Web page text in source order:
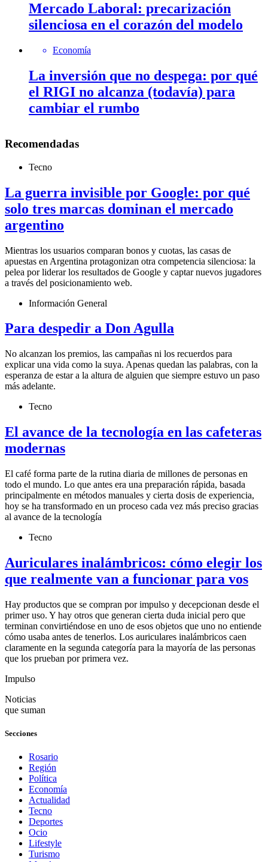
Mercado Laboral: precarización
silenciosa en el corazón del modelo
Economía
La inversión que no despega: por qué
el RIGI no alcanza (todavía) para
cambiar el rumbo
Recomendadas
Tecno
La guerra invisible por Google: por qué
solo tres marcas dominan el mercado
argentino
Mientras los usuarios comparan bonos y cuotas, las casas de
apuestas en Argentina protagonizan otra competencia silenciosa: la
pelea por liderar los resultados de Google y captar nuevos jugadores
a través del posicionamiento web.
Información General
Para despedir a Don Agulla
No alcanzan los premios, las campañas ni los recuerdos para
explicar una vida como la suya. Apenas quedan las palabras, con la
esperanza de estar a la altura de alguien que siempre estuvo un paso
más adelante.
Tecno
El avance de la tecnología en las cafeteras
modernas
El café forma parte de la rutina diaria de millones de personas en
todo el mundo. Lo que antes era una preparación rápida, basada
principalmente en métodos manuales y cierta dosis de experiencia,
hoy se ha transformado en un proceso cada vez más preciso gracias
al avance de la tecnología
Tecno
Auriculares inalámbricos: cómo elegir los
que realmente van a funcionar para vos
Hay productos que se compran por impulso y decepcionan desde el
primer uso. Y hay otros que generan cierta duda inicial pero que
terminan convirtiéndose en uno de esos objetos que uno no entiende
cómo usaba antes de tenerlos. Los auriculares inalámbricos caen
claramente en la segunda categoría para la mayoría de las personas
que los prueban por primera vez.
Impulso
Noticias
que suman
Secciones
Rosario
Región
Política
Economía
Actualidad
Tecno
Deportes
Ocio
Lifestyle
Turismo